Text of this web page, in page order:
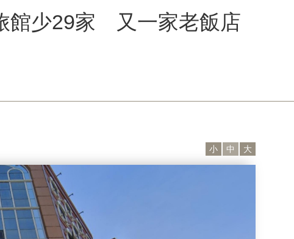
館少29家 又一家老飯店
小 中 大